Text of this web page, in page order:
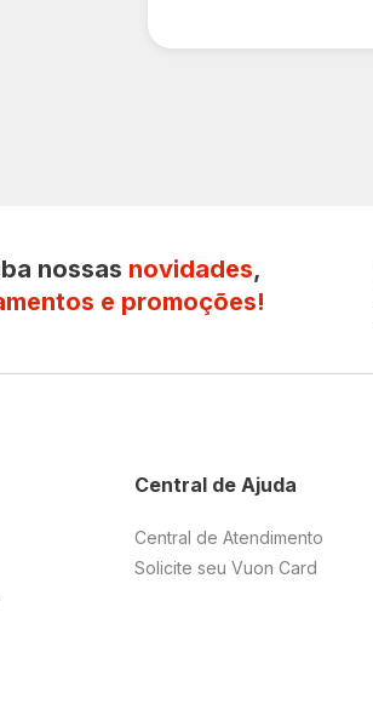
nossas novidades,
e promoções!
Central de Ajuda
Central de Atendimento
Solicite seu Vuon Card